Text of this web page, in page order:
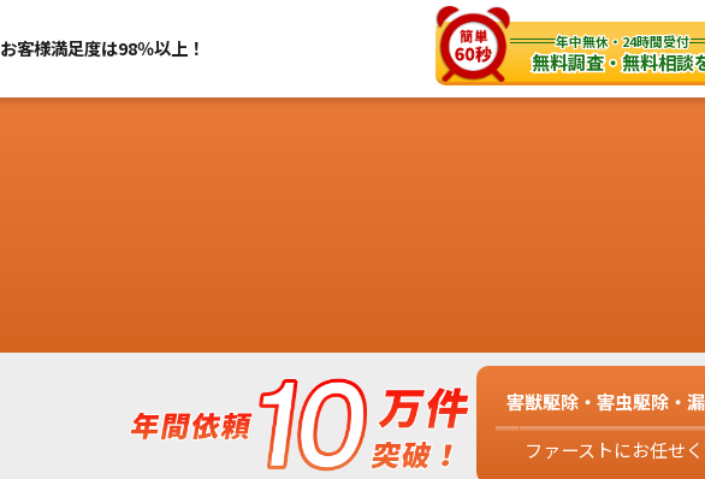
お客様満足度は98％以上！ 年中無休・24時間受付
無料調査・無料相談
害獣駆除・害虫駆除・
ファーストにお任せ